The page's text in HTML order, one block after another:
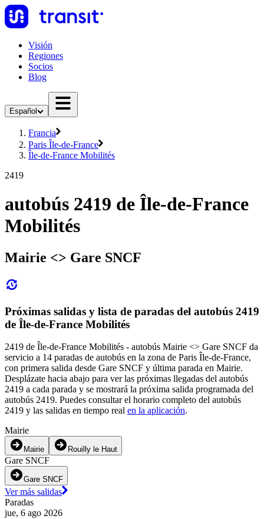
Visión
Regiones
Socios
Blog
Español
Francia
Paris Île-de-France
Île-de-France Mobilités
2419
autobús 2419 de Île-de-France
Mobilités
Mairie <> Gare SNCF
Próximas salidas y lista de paradas del autobús 2419
de Île-de-France Mobilités
2419 de Île-de-France Mobilités - autobús Mairie <> Gare SNCF da
servicio a 14 paradas de autobús en la zona de Paris Île-de-France,
con primera salida desde Gare SNCF y última parada en Mairie.
Desplázate hacia abajo para ver las próximas llegadas del autobús
2419 a cada parada y se mostrará la próxima salida programada del
autobús 2419. Puedes consultar el horario completo del autobús
2419 y las salidas en tiempo real en la aplicación.
Mairie
Mairie Rouilly le Haut
Gare SNCF
Gare SNCF
Ver más salidas
Paradas
jue, 6 ago 2026